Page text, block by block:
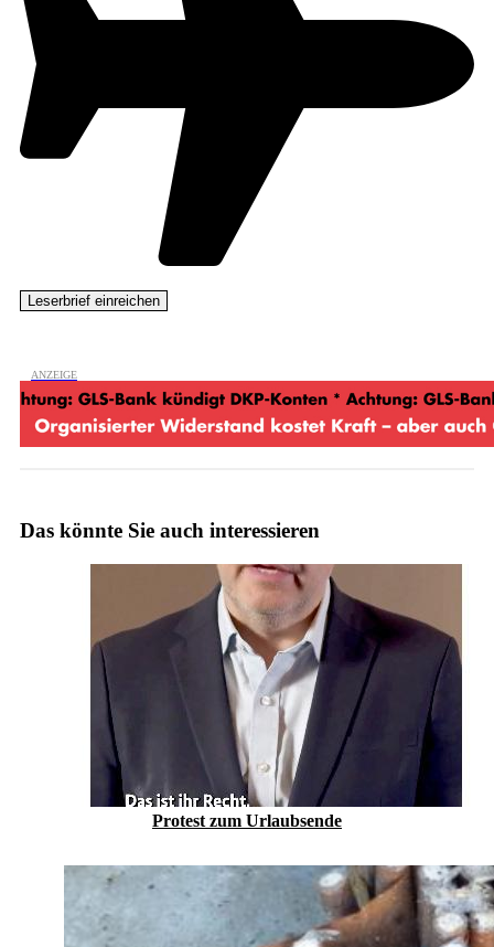
Das könnte Sie auch interessieren
Protest zum Urlaubs­ende